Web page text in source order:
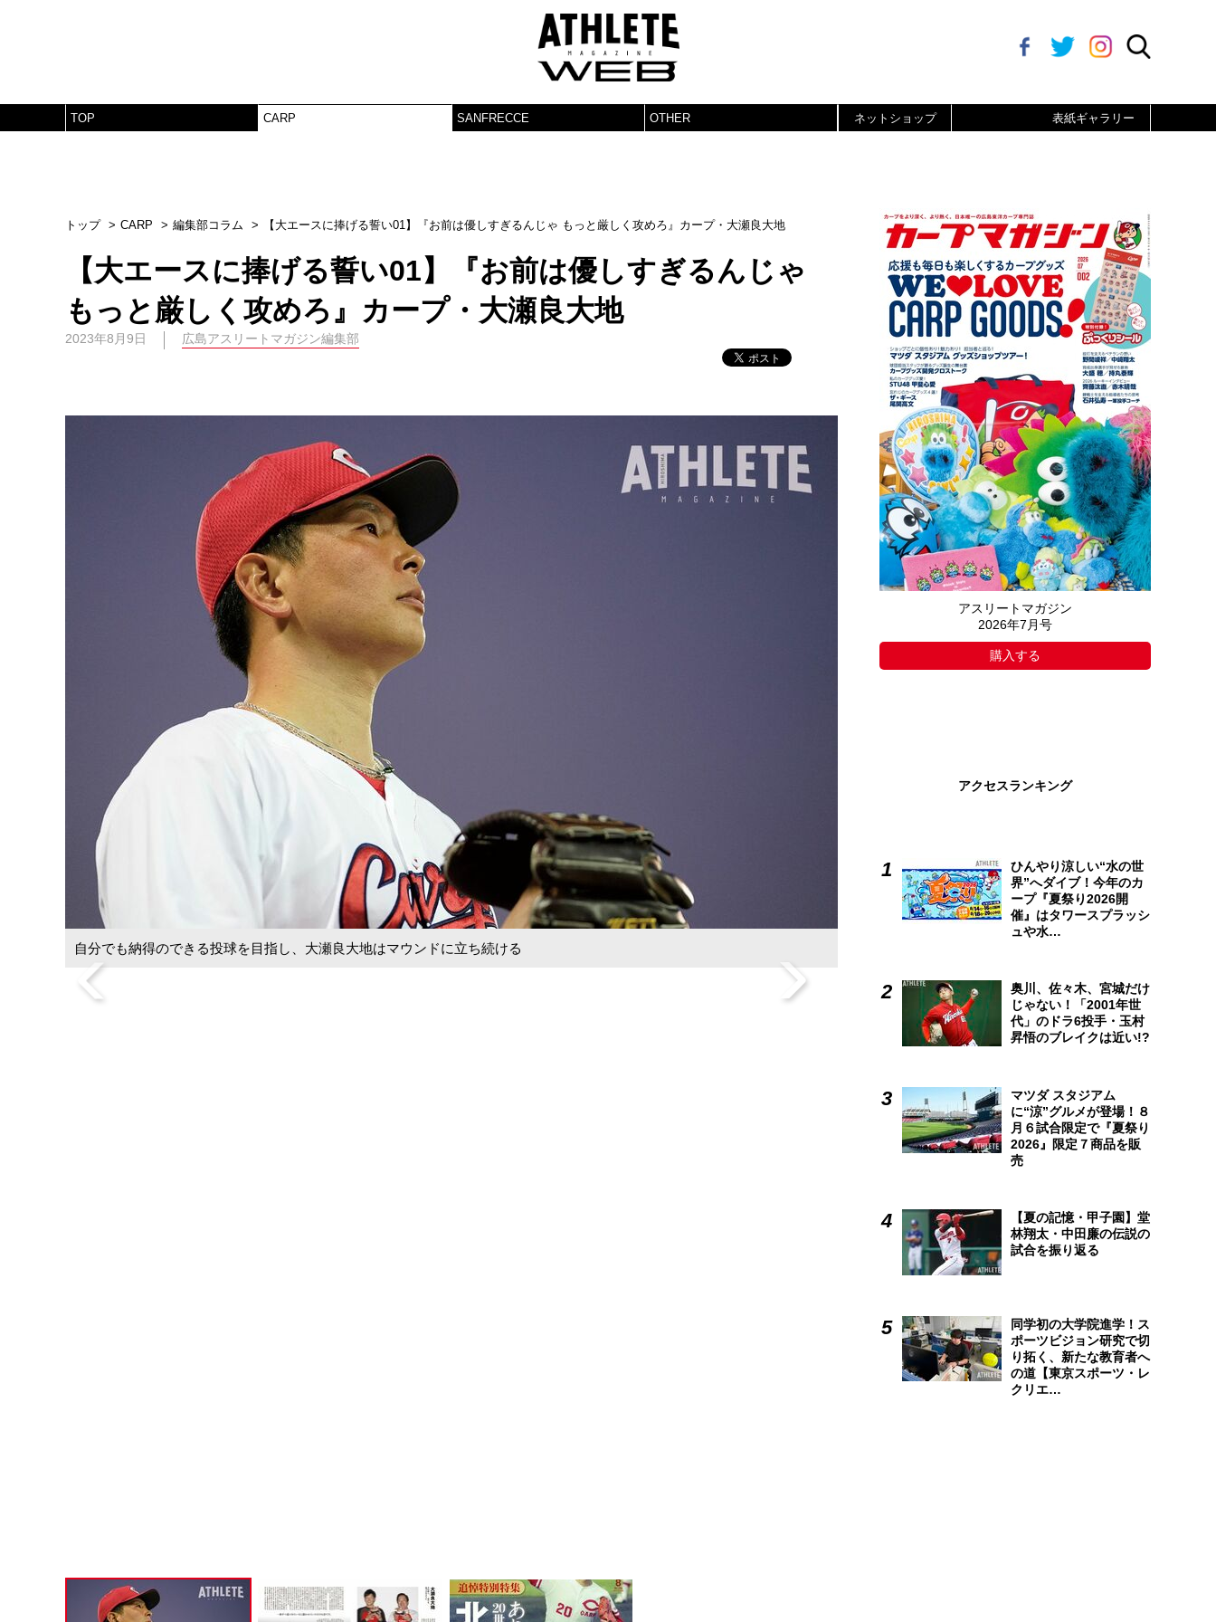
TOP CARP SANFRECCE OTHER ネットショップ 表紙ギャラリー
トップ CARP 編集部コラム 【大エースに捧げる誓い01】『お前は優しすぎるんじゃ もっと厳しく攻めろ』カープ・大瀬良大地
【大エースに捧げる誓い01】『お前は優しすぎるんじゃ
もっと厳しく攻めろ』カープ・大瀬良大地
2023年8月9日 広島アスリートマガジン編集部
自分でも納得のできる投球を目指し、大瀬良大地はマウンドに立ち続ける
アスリートマガジン
2026年7月号
購入する
アクセスランキング
ひんやり涼しい“水の世
界”へダイブ！今年のカ
ープ『夏祭り2026開
催』はタワースプラッシ
ュや水…
奥川、佐々木、宮城だけ
じゃない！「2001年世
代」のドラ6投手・玉村
昇悟のブレイクは近い!?
マツダ スタジアム
に“涼”グルメが登場！８
月６試合限定で『夏祭り
2026』限定７商品を販
売
【夏の記憶・甲子園】堂
林翔太・中田廉の伝説の
試合を振り返る
同学初の大学院進学！ス
ポーツビジョン研究で切
り拓く、新たな教育者へ
の道【東京スポーツ・レ
クリエ…